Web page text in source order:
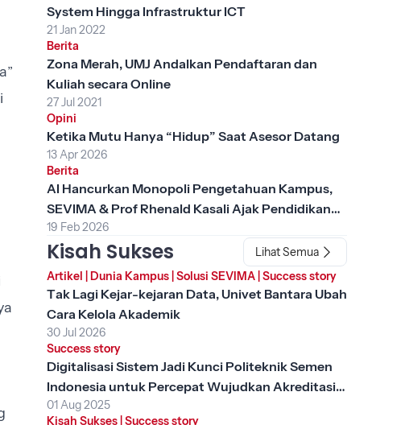
System Hingga Infrastruktur ICT
21 Jan 2022
Berita
Zona Merah, UMJ Andalkan Pendaftaran dan
Kuliah secara Online
27 Jul 2021
Opini
Ketika Mutu Hanya “Hidup” Saat Asesor Datang
13 Apr 2026
Berita
AI Hancurkan Monopoli Pengetahuan Kampus,
SEVIMA & Prof Rhenald Kasali Ajak Pendidikan
Tinggi Berubah
19 Feb 2026
Kisah Sukses
Lihat Semua
Artikel Dunia Kampus| Solusi SEVIMA| Success story
Tak Lagi Kejar-kejaran Data, Univet Bantara Ubah
Cara Kelola Akademik
30 Jul 2026
Success story
Digitalisasi Sistem Jadi Kunci Politeknik Semen
Indonesia untuk Percepat Wujudkan Akreditasi
Unggul
01 Aug 2025
Kisah Sukses| Success story